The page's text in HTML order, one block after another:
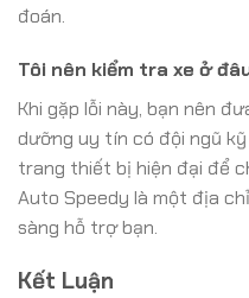
đoán.
Tôi nên kiểm tra xe ở
Khi gặp lỗi này, bạn nên
dưỡng uy tín có đội ngũ
trang thiết bị hiện đại để
Auto Speedy là một địa
sàng hỗ trợ bạn.
Kết Luận